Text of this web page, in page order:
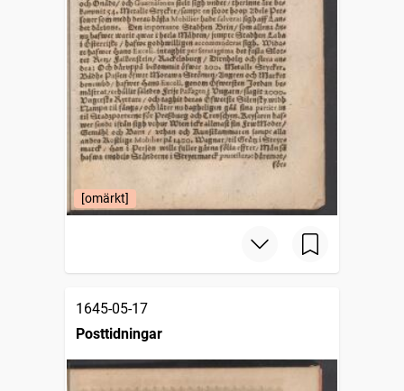
[omärkt]
1645-05-17
Posttidningar